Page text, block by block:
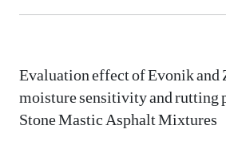
Evaluation effect of Evonik
moisture sensitivity and rutting
Stone Mastic Asphalt Mixtures